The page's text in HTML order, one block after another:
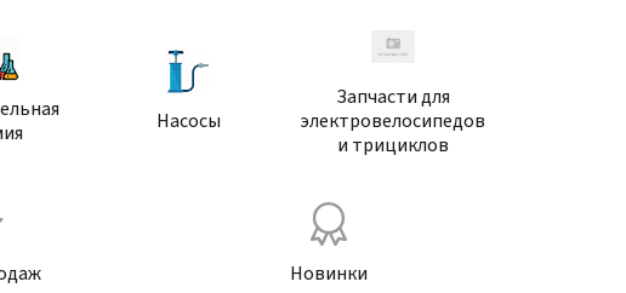
Насосы
Запчасти для
электровелосипедов
и трициклов
Новинки